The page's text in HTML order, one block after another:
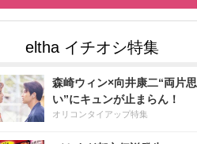
森崎ウィン×向井康二“両片思
い”にキュンが止まらん！
オリコンタイアップ特集